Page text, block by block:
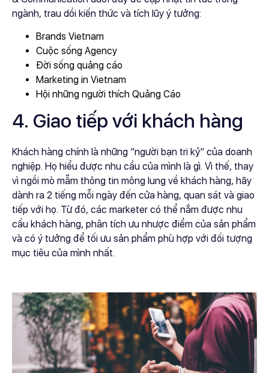
ngành, trau dồi kiến thức và tích lũy ý tưởng:
Brands Vietnam
Cuộc sống Agency
Đời sống quảng cáo
Marketing in Vietnam
Hội những người thích Quảng Cáo
4. Giao tiếp với khách hàng
Khách hàng chính là những “người bạn tri kỷ” của doanh
nghiệp. Họ hiểu được nhu cầu của mình là gì. Vì thế, thay
vì ngồi mò mẫm thông tin mông lung về khách hàng, hãy
dành ra 2 tiếng mỗi ngày đến cửa hàng, quan sát và giao
tiếp với họ. Từ đó, các marketer có thể nắm được nhu
cầu khách hàng, phân tích ưu nhược điểm của sản phẩm
và có ý tưởng để tối ưu sản phẩm phù hợp với đối tượng
mục tiêu của mình nhất.